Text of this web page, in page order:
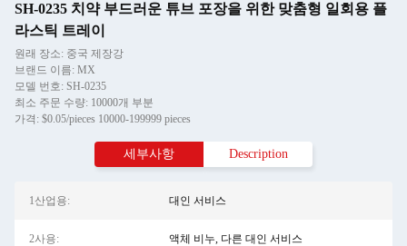
SH-0235 치약 부드러운 튜브 포장을 위한 맞춤형 일회용 플
라스틱 트레이
원래 장소: 중국 제장강
브랜드 이름: MX
모델 번호: SH-0235
최소 주문 수량: 10000개 부분
가격: $0.05/pieces 10000-199999 pieces
세부사항 Description
1산업용: 대인 서비스
2사용: 액체 비누, 다른 대인 서비스